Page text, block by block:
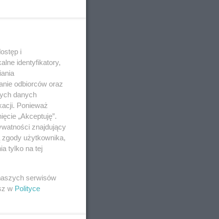
i
identyfikatory,
odbiorców oraz
danych
Ponieważ
„Akceptuję”.
znajdujący
użytkownika,
tylko na tej
serwisów
w Polityce